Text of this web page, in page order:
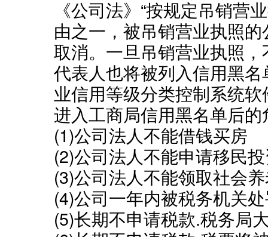
《公司法》“按规定吊销营
由之一，被吊销营业执照
取消。一旦吊销营业执照
代表人也将被列入信用黑
业信用等级分类控制系统软
进入工商局信用黑名单后的
(1)公司法人不能借钱买房
(2)公司法人不能申请移民
(3)公司法人不能领取社会
(4)公司一年内被税务机关
(5)长期不申请税款.税务局